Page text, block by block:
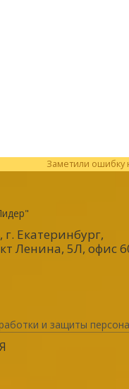
Заметили ошибку
г. Екатеринбург,
Ленина, 5Л, офис
и защиты